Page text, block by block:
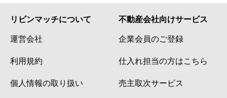
リビンマッチについて
運営会社
利用規約
個人情報の取り扱い
不動産会社向けサービス
企業会員のご登録
仕入れ担当の方はこちら
売主取次サービス